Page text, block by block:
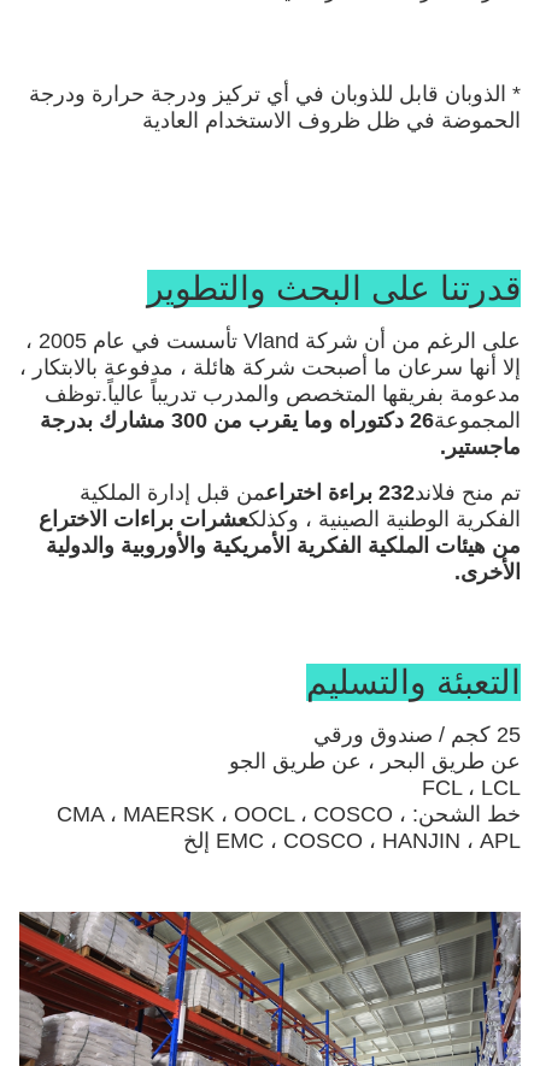
الحموضة في ظل ظروف الاستخدام العادية
قدرتنا على البحث والتطوير
على الرغم من أن شركة Vland تأسست في عام 2005 ،
إلا أنها سرعان ما أصبحت شركة هائلة ، مدفوعة بالابتكار ،
مدعومة بفريقها المتخصص والمدرب تدريباً عالياً.توظف
المجموعة
26 دكتوراه وما يقرب من 300 مشارك بدرجة
ماجستير.
تم منح فلاند232 براءة اختراع
من قبل إدارة الملكية
الفكرية الوطنية الصينية ، وكذلكعشرات براءات الاختراع
من هيئات الملكية الفكرية الأمريكية والأوروبية والدولية
الأخرى.
التعبئة والتسليم
25 كجم / صندوق ورقي
عن طريق البحر ، عن طريق الجو
FCL ، LCL
خط الشحن: CMA ، MAERSK ، OOCL ، COSCO ،
EMC ، COSCO ، HANJIN ، APL إلخ